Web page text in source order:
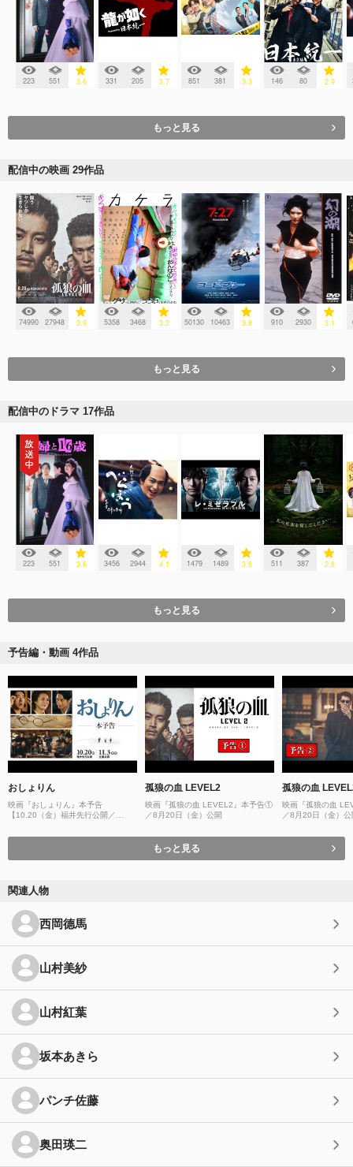
223 551 3.6 331 205 3.7 851 381 3.3 146 80 2.9
もっと見る
配信中の映画 29作品
74990 27948 3.9 5358 3468 3.2 50130 10463 3.8 910 2930 3.1
もっと見る
配信中のドラマ 17作品
223 551 3.6 3456 2944 4.1 1479 1489 3.8 511 387 2.8
もっと見る
予告編・動画 4作品
おしょりん
映画『おしょりん』本予告
【10.20（金）福井先行公開／
孤狼の血 LEVEL2
映画『孤狼の血 LEVEL2』本予告①
／8月20日（金）公開
孤狼の血
映画『孤狼の血
／8月20日（金）公
もっと見る
関連人物
西岡德馬
山村美紗
山村紅葉
坂本あきら
パンチ佐藤
奥田瑛二